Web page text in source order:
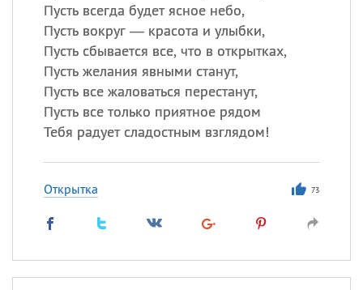
Пусть всегда будет ясное небо,
Пусть вокруг — красота и улыбки,
Пусть сбывается все, что в открытках,
Пусть желания явными станут,
Пусть все жаловаться перестанут,
Пусть все только приятное рядом
Тебя радует сладостным взглядом!
Открытка 73